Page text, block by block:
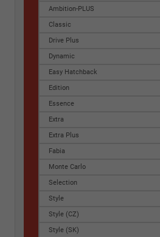
Ambition-PLUS
Classic
Drive Plus
Dynamic
Easy Hatchback
Edition
Essence
Extra
Extra Plus
Fabia
Monte Carlo
Selection
Style
Style (CZ)
Style (SK)